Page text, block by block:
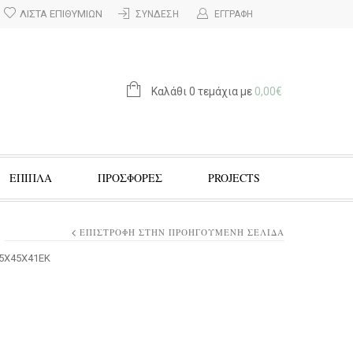
ΣΎΝΔΕΣΗ ΕΓΓΡΑΦΉ
ΛΊΣΤΑ ΕΠΙΘΥΜΙΏΝ
Καλάθι 0 τεμάχια με 0,00€
ΕΠΙΠΛΑ ΠΡΟΣΦΟΡΈΣ PROJECTS
ΕΠΙΣΤΡΟΦΉ ΣΤΗΝ ΠΡΟΗΓΟΎΜΕΝΗ ΣΕΛΊΔΑ